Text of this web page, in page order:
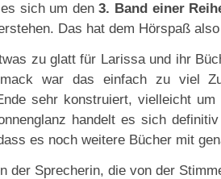
sich um den3. Band einer
Das hat dem Hörspaß
zu glatt für Larissa und ihr
war das einfach zu viel
sehr konstruiert, vielleicht
handelt es sich
es noch weitere Bücher mit
der Sprecherin, die von der